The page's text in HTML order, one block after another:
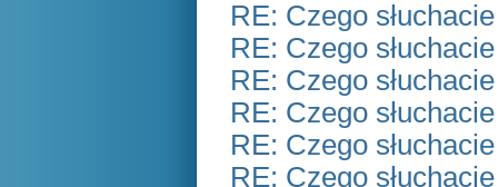
RE: Czego
RE: Czego
RE: Czego
RE: Czego
RE: Czego
RE: Czego